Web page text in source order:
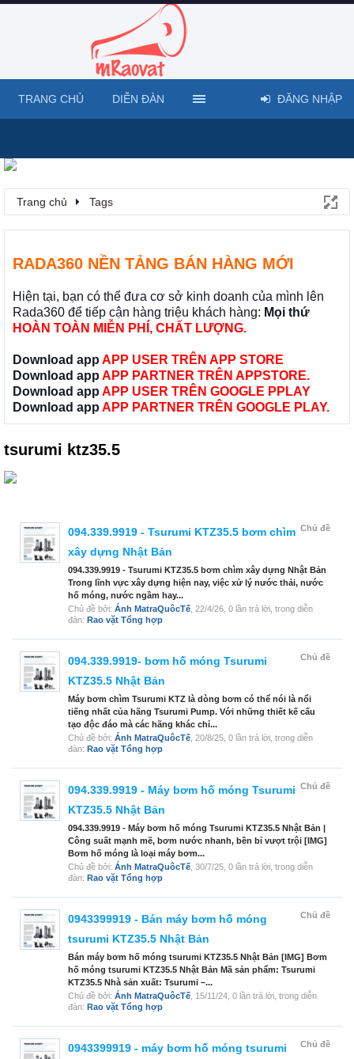
Trang chủ Tags
RADA360 NỀN TẢNG BÁN HÀNG MỚI
Hiện tại, bạn có thể đưa cơ sở kinh doanh của mình lên
Rada360 để tiếp cận hàng triệu khách hàng: Mọi thứ
HOÀN TOÀN MIỄN PHÍ, CHẤT LƯỢNG.
Download app APP USER TRÊN APP STORE
Download app APP PARTNER TRÊN APPSTORE.
Download app APP USER TRÊN GOOGLE PPLAY
Download app APP PARTNER TRÊN GOOGLE PLAY.
tsurumi ktz35.5
Chủ đề
094.339.9919 - Tsurumi KTZ35.5 bơm chìm
xây dựng Nhật Bản
094.339.9919 - Tsurumi KTZ35.5 bơm chìm xây dựng Nhật Bản
Trong lĩnh vực xây dựng hiện nay, việc xử lý nước thải, nước
hố móng, nước ngầm hay...
Chủ đề bởi: Ánh MatraQuôcTế 22/4/26 , 0 lần trả lời, trong diễn
đàn: Rao vặt Tổng hợp
Chủ đề
094.339.9919- bơm hố móng Tsurumi
KTZ35.5 Nhật Bản
Máy bơm chìm Tsurumi KTZ là dòng bơm có thể nói là nổi
tiếng nhất của hãng Tsurumi Pump. Với những thiết kế cấu
tạo độc đáo mà các hãng khác chỉ...
Chủ đề bởi: Ánh MatraQuôcTế 20/8/25 , 0 lần trả lời, trong diễn
đàn: Rao vặt Tổng hợp
Chủ đề
094.339.9919 - Máy bơm hố móng Tsurumi
KTZ35.5 Nhật Bản
094.339.9919 - Máy bơm hố móng Tsurumi KTZ35.5 Nhật Bản |
Công suất mạnh mẽ, bơm nước nhanh, bền bỉ vượt trội [IMG]
Bơm hố móng là loại máy bơm...
Chủ đề bởi: Ánh MatraQuôcTế 30/7/25 , 0 lần trả lời, trong diễn
đàn: Rao vặt Tổng hợp
Chủ đề
0943399919 - Bán máy bơm hố móng
tsurumi KTZ35.5 Nhật Bản
Bán máy bơm hố móng tsurumi KTZ35.5 Nhật Bản [IMG] Bơm
hố móng tsurumi KTZ35.5 Nhật Bản Mã sản phẩm: Tsurumi
KTZ35.5 Nhà sản xuất: Tsurumi –...
Chủ đề bởi: Ánh MatraQuôcTế 15/11/24 , 0 lần trả lời, trong diễn
đàn: Rao vặt Tổng hợp
Chủ đề
0943399919 - máy bơm hố móng tsurumi
TRANG CHỦ DIỄN ĐÀN ĐĂNG NHẬP